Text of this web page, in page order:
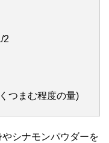
2
つまむ程度の量)
シナモンパウダーを